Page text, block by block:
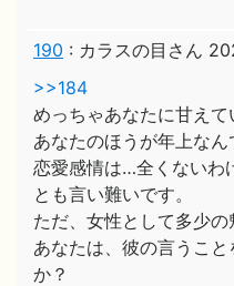
190 : カラスの目さん
>>184
めっちゃあなたに甘え
あなたのほうが年上なん
恋愛感情は…全くないわ
とも言い難いです。
ただ、女性として多少の
あなたは、彼の言うこ
か？